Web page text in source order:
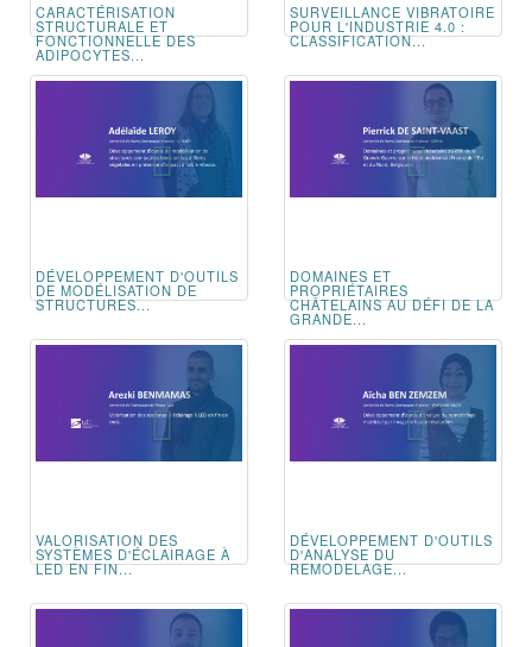
CARACTÉRISATION
STRUCTURALE ET
FONCTIONNELLE DES
ADIPOCYTES...
SURVEILLANCE VIBRATOIRE
POUR L'INDUSTRIE 4.0 :
CLASSIFICATION...
DÉVELOPPEMENT D'OUTILS
DE MODÉLISATION DE
STRUCTURES...
DOMAINES ET
PROPRIÉTAIRES
CHÂTELAINS AU DÉFI DE LA
GRANDE...
VALORISATION DES
SYSTÈMES D'ÉCLAIRAGE À
LED EN FIN...
DÉVELOPPEMENT D'OUTILS
D'ANALYSE DU
REMODELAGE...